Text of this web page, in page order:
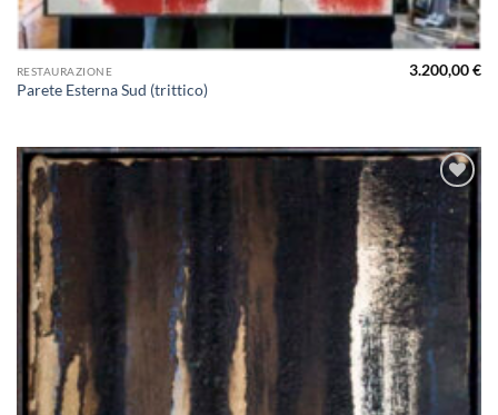
RESTAURAZIONE
Parete Esterna Sud (trittico)
3.200,00€
Aggiungi
alla lista
desideri